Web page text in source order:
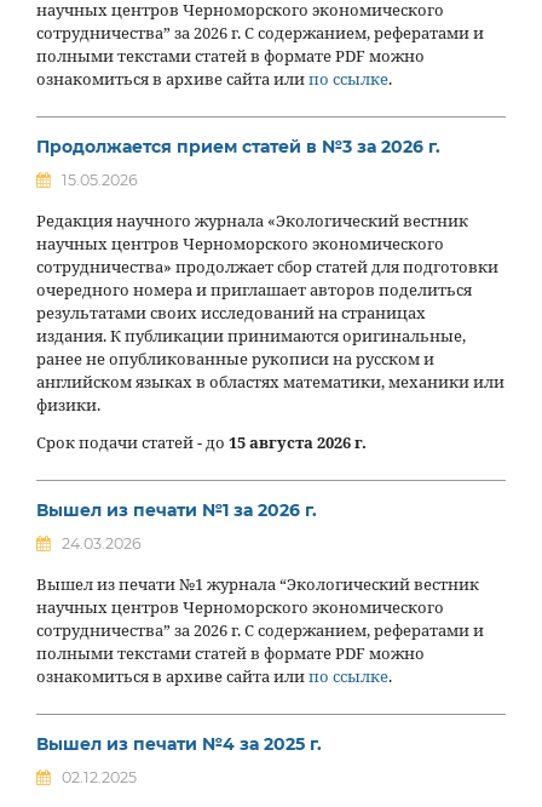
научных центров Черноморского экономического
сотрудничества” за 2026 г. С содержанием, рефератами и
полными текстами статей в формате PDF можно
ознакомиться в архиве сайта илипо ссылке.
Продолжается прием статей в №3 за 2026 г.
15.05.2026
Редакция научного журнала «Экологический вестник
научных центров Черноморского экономического
сотрудничества» продолжает сбор статей для подготовки
очередного номера и приглашает авторов поделиться
результатами своих исследований на страницах
издания. К публикации принимаются оригинальные,
ранее не опубликованные рукописи на русском и
английском языках в областях математики, механики или
физики.
Срок подачи статей - до 15 августа 2026 г.
Вышел из печати №1 за 2026 г.
24.03.2026
Вышел из печати №1 журнала “Экологический вестник
научных центров Черноморского экономического
сотрудничества” за 2026 г. С содержанием, рефератами и
полными текстами статей в формате PDF можно
ознакомиться в архиве сайта илипо ссылке.
Вышел из печати №4 за 2025 г.
02.12.2025